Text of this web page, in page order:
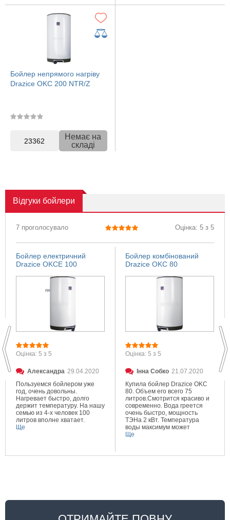
Бойлер непрямого нагріву
Drazice OKC 200 NTR/Z
23362
Немає на
складі
Відгуки бойлери
7 проголосувало Оцінка: 5 з 5
Бойлер електричний
Drazice OKCE 100
Оцінка: 5 з 5
Александра 29.04.2020
Пользуемся бойлером уже
год, очень довольны.
Нагревает быстро, долго
держит температуру. На нашу
семью из 4-х человек 100
литров вполне хватает.
Ще
Бойлер комбінований
Drazice OKC 80
Оцінка: 5 з 5
Інна Собко 21.07.2020
Купила бойлер Drazice OKC
80. Объем его всего 75
литров.Смотрится красиво и
современно. Вода греется
очень быстро, мощность
ТЭНа 2 кВт. Температура
воды максимум может
составлять 80 градусов.
Ще